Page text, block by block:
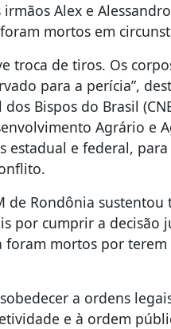
Alex e
mortos em
troca de tiros. Os
para a perícia”,
Bispos do Brasil
Agrário e
estadual e federal,
de Rondônia
por cumprir a decisão
foram mortos por
a ordens
e à ordem